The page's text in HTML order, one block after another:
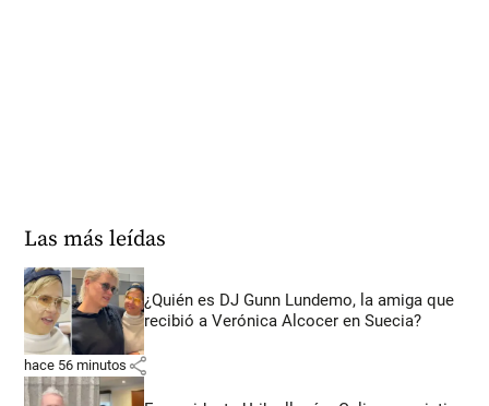
Las más leídas
¿Quién es DJ Gunn Lundemo, la amiga que
recibió a Verónica Alcocer en Suecia?
hace 56 minutos share